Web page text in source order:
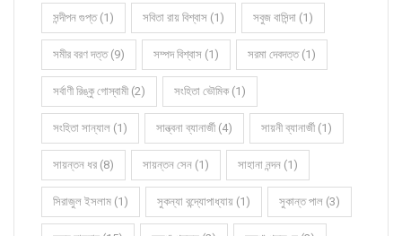
সন্দীপন গুপ্ত (1) সবিতা রায় বিশ্বাস (1) সবুজ বাসিন্দা (1)
সমীর বরণ দত্ত (9) সম্পদ বিশ্বাস (1) সরমা দেবদত্ত (1)
সর্বাণী রিঙ্কু গোস্বামী (2) সংহিতা ভৌমিক (1)
সংহিতা সান্যাল (1) সান্ত্বনা ব্যানার্জী (4) সায়নী ব্যানার্জী (1)
সায়ন্তন ধর (8) সায়ন্তন সেন (1) সাহানা নন্দন (1)
সিরাজুল ইসলাম (1) সুকন্যা বন্দ্যোপাধ্যায় (1) সুকান্ত পাল (3)